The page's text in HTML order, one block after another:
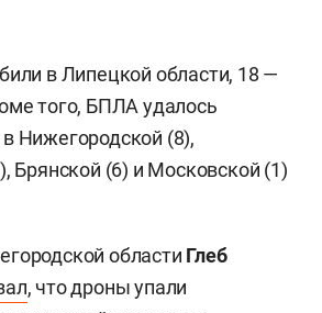
в Липецкой области, 18 —
того, БПЛА удалось
Нижегородской (8),
Брянской (6) и Московской (1)
области Глеб
, что дроны упали